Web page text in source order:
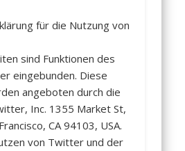
für die Nutzung von
sind Funktionen des
eingebunden. Diese
angeboten durch die
Inc. 1355 Market St,
CA 94103, USA.
von Twitter und der